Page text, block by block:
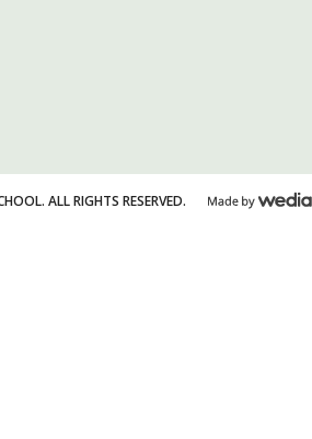
ALL RIGHTS RESERVED.